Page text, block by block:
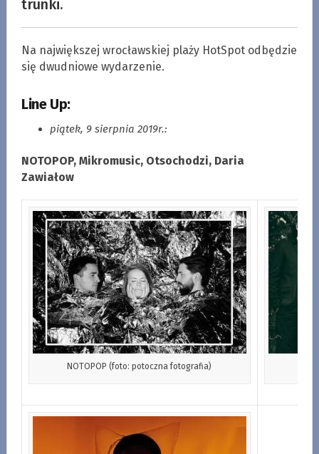
trunki.
Na największej wrocławskiej plaży HotSpot odbędzie
się dwudniowe wydarzenie.
Line Up:
piątek, 9 sierpnia 2019r.:
NOTOPOP, Mikromusic, Otsochodzi, Daria
Zawiałow
NOTOPOP (foto: potoczna fotografia)